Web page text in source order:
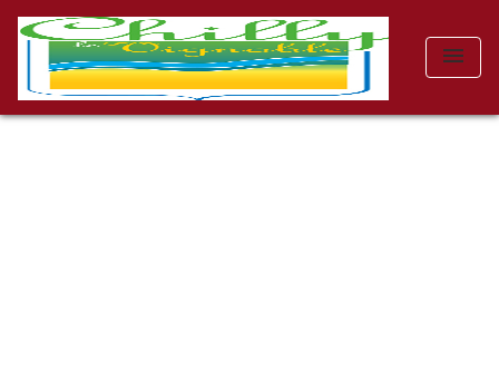
menu